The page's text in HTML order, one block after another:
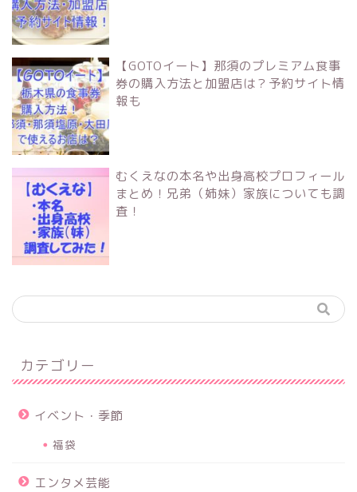
【GOTOイート】那須のプレミアム食事
券の購入方法と加盟店は？予約サイト情
報も
むくえなの本名や出身高校プロフィール
まとめ！兄弟（姉妹）家族についても調
査！
カテゴリー
イベント・季節
福袋
エンタメ芸能